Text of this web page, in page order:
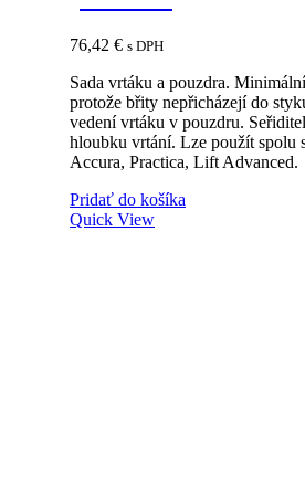
76,42 € s DPH
Sada vrtáku a pouzdra.
protože břity nepřicházejí do
vedení vrtáku v pouzdru.
hloubku vrtání. Lze použít spolu
Accura, Practica, Lift Advanced.
Pridať do košíka
Quick View